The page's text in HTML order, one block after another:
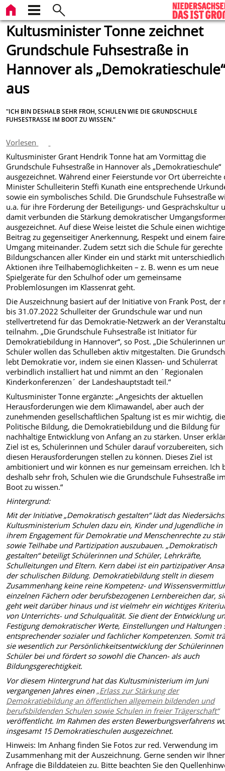
Kultusminister Tonne zeichnet
Grundschule Fuhsestraße in
Hannover als
aus
"ICH BIN DESHALB SEHR FROH, SCHULEN WIE DIE GRUNDSCHULE
FUHSESTRASSE IM BOOT ZU WISSEN.“
Vorlesen
Kultusminister Grant Hendrik Tonne hat am Vormittag die
Grundschule Fuhsestraße in Hannover als „Demokratieschule“
ausgezeichnet. Während einer Feierstunde vor Ort überreichte
Minister Schulleiterin Steffi Kunath eine entsprechende
sowie ein symbolisches Schild. Die Grundschule Fuhsestraße
u.a. für ihre Förderung der Beteiligungs- und Gesprächskultur
damit verbunden die Stärkung demokratischer
ausgezeichnet. Auf diese Weise leistet die Schule einen
Beitrag zu gegenseitiger Anerkennung, Respekt und einem
Umgang miteinander. Zudem setzt sich die Schule für gerechte
Bildungschancen aller Kinder ein und stärkt mit
Aktionen ihre Teilhabemöglichkeiten – z. B. wenn es um neue
Spielgeräte für den Schulhof oder um gemeinsame
Problemlösungen im Klassenrat geht.
Die Auszeichnung basiert auf der Initiative von Frank Post, der
bis 31.07.2022 Schulleiter der Grundschule war und nun
stellvertretend für das Demokratie-Netzwerk an der
teilnahm. „Die Grundschule Fuhsestraße ist Initiator für
Demokratiebildung in Hannover“, so Post. „Die Schülerinnen
Schüler wollen das Schulleben aktiv mitgestalten. Die
lebt Demokratie vor, indem sie einen Klassen- und Schülerrat
verbindlich installiert hat und nimmt an den ´Regionalen
Kinderkonferenzen´ der Landeshauptstadt teil.“
Kultusminister Tonne ergänzte: „Angesichts der aktuellen
Herausforderungen wie dem Klimawandel, aber auch der
zunehmenden gesellschaftlichen Spaltung ist es mir wichtig,
Politische Bildung, die Demokratiebildung und die Bildung für
nachhaltige Entwicklung von Anfang an zu stärken. Unser
Ziel ist es, Schülerinnen und Schüler darauf vorzubereiten, sich
diesen Herausforderungen stellen zu können. Dieses Ziel ist
ambitioniert und wir können es nur gemeinsam erreichen. Ich
deshalb sehr froh, Schulen wie die Grundschule Fuhsestraße
Boot zu wissen.“
Hintergrund:
Mit der Initiative „Demokratisch gestalten“ lädt das
Kultusministerium Schulen dazu ein, Kinder und Jugendliche in
ihrem Engagement für Demokratie und Menschenrechte zu
sowie Teilhabe und Partizipation auszubauen. „Demokratisch
gestalten“ beteiligt Schülerinnen und Schüler, Lehrkräfte,
Schulleitungen und Eltern. Kern dabei ist ein partizipativer
der schulischen Bildung. Demokratiebildung stellt in diesem
Zusammenhang keine reine Kompetenz- und
einzelnen Fächern oder berufsbezogenen Lernbereichen dar,
geht weit darüber hinaus und ist vielmehr ein wichtiges
von Unterrichts- und Schulqualität. Sie dient der Entwicklung
Festigung demokratischer Werte, Einstellungen und Haltungen
entsprechender sozialer und fachlicher Kompetenzen. Somit
sie wesentlich zur Persönlichkeitsentwicklung der
Schüler bei und fördert so sowohl die Chancen- als auch
Bildungsgerechtigkeit.
Vor diesem Hintergrund hat das Kultusministerium im Juni
vergangenen Jahres einen „Erlass zur Stärkung der
Demokratiebildung an öffentlichen allgemein bildenden und
berufsbildenden Schulen sowie Schulen in freier Trägerschaft“
veröffentlicht. Im Rahmen des ersten Bewerbungsverfahrens
insgesamt 15 Demokratieschulen ausgezeichnet.
Hinweis: Im Anhang finden Sie Fotos zur red. Verwendung im
Zusammenhang mit der Auszeichnung. Gerne senden wir
Anfrage die Bilddateien zu. Bitte beachten Sie den